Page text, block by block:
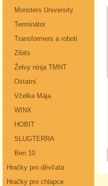
Monsters University
Terminátor
Transformers a roboti
Zibits
Želvy ninja TMNT
Ostatní
Včelka Mája
WINX
HOBIT
SLUGTERRA
Ben 10
Hračky pro děvčata
Hračky pro chlapce